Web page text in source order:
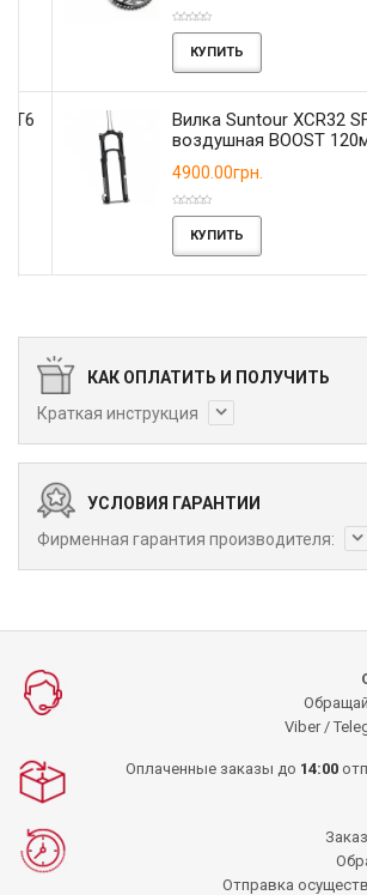
КУПИТЬ
Вилка Suntour XCR32 SF19
воздушная BOOST 120мм
4900.00грн.
КУПИТЬ
КАК ОПЛАТИТЬ И ПОЛУЧИТЬ
Краткая инструкция
УСЛОВИЯ ГАРАНТИИ
Фирменная гарантия производителя:
Viber /
Оплаченные заказы до 14:00
Отправка